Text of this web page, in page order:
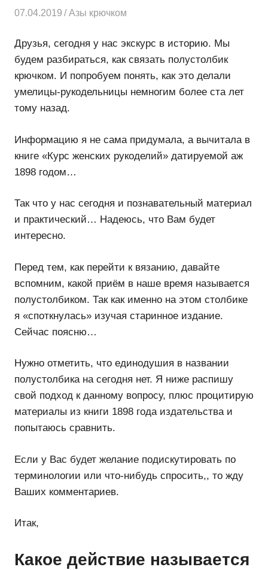
07.04.2019 Творогова Елена
Азы крючком
Друзья, сегодня у нас экскурс в историю. Мы
будем разбираться, как связать полустолбик
крючком. И попробуем понять, как это делали
умелицы-рукодельницы немногим более ста лет
тому назад.
Информацию я не сама придумала, а вычитала в
книге «Курс женских рукоделий» датируемой аж
1898 годом…
Так что у нас сегодня и познавательный материал
и практический… Надеюсь, что Вам будет
интересно.
Перед тем, как перейти к вязанию, давайте
вспомним, какой приём в наше время называется
полустолбиком. Так как именно на этом столбике
я «споткнулась» изучая старинное издание.
Сейчас поясню…
Нужно отметить, что единодушия в названии
полустолбика на сегодня нет. Я ниже распишу
свой подход к данному вопросу, плюс процитирую
материалы из книги 1898 года издательства и
попытаюсь сравнить.
Если у Вас будет желание подискутировать по
терминологии или что-нибудь спросить,, то жду
Ваших комментариев.
Итак,
Какое действие называется